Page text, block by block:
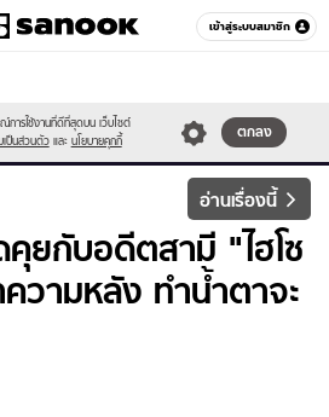
เข้าสู่ระบบสมาชิก
หมวดอื่นๆ
ณ์การใช้งานที่ดีที่สุดบน เว็บไซต์
เป็นส่วนตัว และ นโยบายคุกกี้
ตกลง
อ่านเรื่องนี้
ยกับอดีตสามี "ไฮโซ
ความหลัง ทำน้ำตาจะ